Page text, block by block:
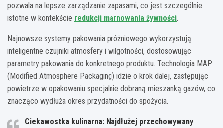
pozwala na lepsze zarządzanie zapasami, co jest szczególnie
istotne w kontekście redukcji marnowania żywności.
Najnowsze systemy pakowania próżniowego wykorzystują
inteligentne czujniki atmosfery i wilgotności, dostosowując
parametry pakowania do konkretnego produktu. Technologia MAP
(Modified Atmosphere Packaging) idzie o krok dalej, zastępując
powietrze w opakowaniu specjalnie dobraną mieszanką gazów, co
znacząco wydłuża okres przydatności do spożycia.
Ciekawostka kulinarna: Najdłużej przechowywany